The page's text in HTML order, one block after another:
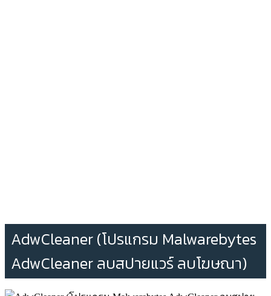
AdwCleaner (โปรแกรม Malwarebytes
AdwCleaner ลบสปายแวร์ ลบโฆษณา)